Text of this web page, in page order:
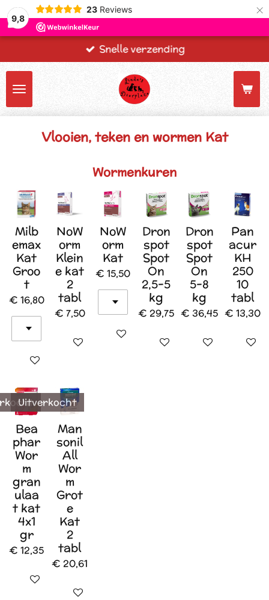
9,8
23 Reviews ×
Snelle verzending
Vlooien, teken en wormen Kat
Wormenkuren
Milb
emax
Kat
Groo
t
€ 16,80
In winkelwagen
NoW
orm
Klein
e kat
2
tabl
€ 7,50
In winkelwagen
NoW
orm
Kat
€ 15,50
In winkelwagen
Dron
spot
Spot
On
2,5-5
kg
€ 29,75
In winkelwagen
Dron
spot
Spot
On
5-8
kg
€ 36,45
In winkelwagen
Pan
acur
KH
250
10
tabl
€ 13,30
In
Bea
phar
Wor
m
gran
ulaa
t kat
4x1
gr
€ 12,35
Houd mij op de hoogte
Uitverkocht
Man
sonil
All
Wor
m
Grot
e
Kat
2
tabl
€ 20,61
Houd mij op de hoogte